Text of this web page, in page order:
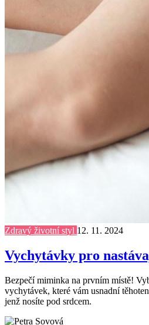
Zdravý životní styl 12. 11. 2024
Vychytávky pro
Bezpečí miminka na prvním místě!
vychytávek, které vám usnadní
jenž nosíte pod srdcem.